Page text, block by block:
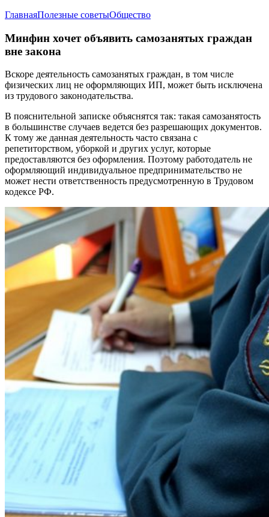
ГлавнаяПолезные советыОбщество
Минфин хочет объявить самозанятых граждан
вне закона
Вскоре деятельность самозанятых граждан, в том числе
физических лиц не оформляющих ИП, может быть исключена
из трудового законодательства.
В пояснительной записке объяснятся так: такая самозанятость
в большинстве случаев ведется без разрешающих документов.
К тому же данная деятельность часто связана с
репетиторством, уборкой и других услуг, которые
предоставляются без оформления. Поэтому работодатель не
оформляющий индивидуальное предпринимательство не
может нести ответственность предусмотренную в Трудовом
кодексе РФ.